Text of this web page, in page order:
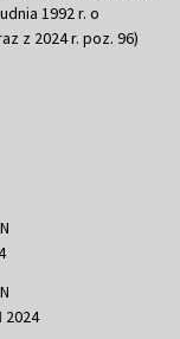
1992 r. o
z 2024 r. poz. 96)
2024